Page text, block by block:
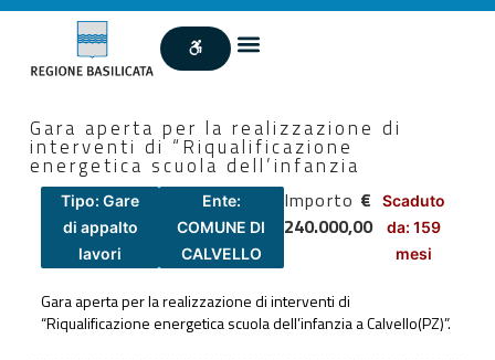
Gara aperta per la realizzazione di
interventi di “Riqualificazione
energetica scuola dell’infanzia
Tipo: Gare
di appalto
lavori
Ente:
COMUNE DI
CALVELLO
Importo €
240.000,00
Scaduto
da: 159
mesi
Gara aperta per la realizzazione di interventi di
“Riqualificazione energetica scuola dell’infanzia a Calvello(PZ)”.